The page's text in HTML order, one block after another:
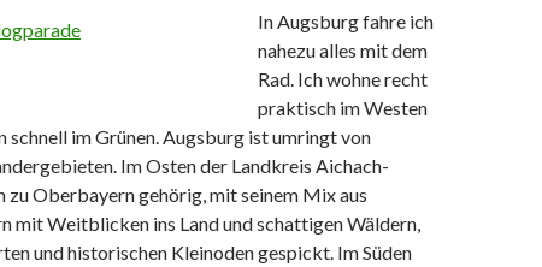
In Augsburg fahre ich
nahezu alles mit dem
Rad. Ich wohne recht
praktisch im Westen
schnell im Grünen. Augsburg ist umringt von
Im Osten der Landkreis Aichach-
zu Oberbayern gehörig, mit seinem Mix aus
mit Weitblicken ins Land und schattigen Wäldern,
und historischen Kleinoden gespickt. Im Süden